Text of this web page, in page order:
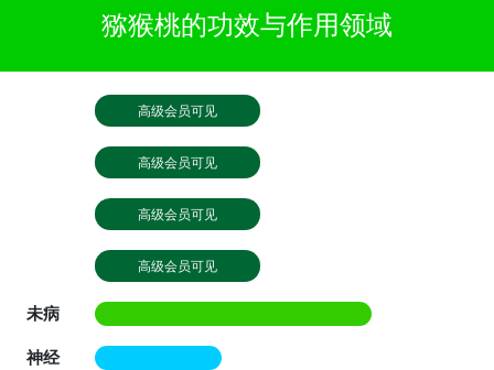
猕猴桃的功效与作用领域
高级会员可见
高级会员可见
高级会员可见
高级会员可见
未病
神经